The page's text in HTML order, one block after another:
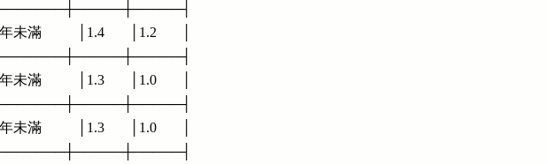
滿          │1.4       │1.2       │
滿          │1.3       │1.0       │
滿          │1.3       │1.0       │